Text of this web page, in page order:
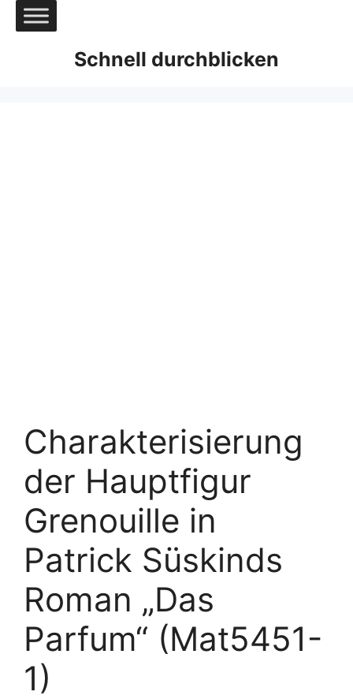
Zum
Inhalt
Schnell durchblicken
Charakterisierung
der Hauptfigur
Grenouille in
Patrick Süskinds
Roman „Das
Parfum“ (Mat5451-
1)